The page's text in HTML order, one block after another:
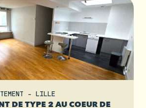
- LILLE
DE TYPE 2 AU COEUR DE